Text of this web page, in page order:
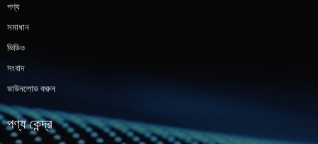
পণ্য
সমাধান
ভিডিও
সংবাদ
ডাউনলোড করুন
পণ্য কেন্দ্র